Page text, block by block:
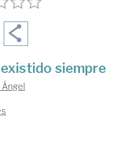
siempre
Ángel